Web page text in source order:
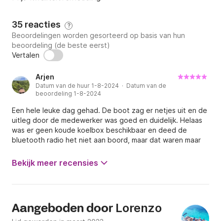
Verken de kristalheldere wateren door te snorkelen
tussen de rotsen van Cala Fighera, waar de
ongerepte natuur adembenemende uitzichten biedt.
Of laat je meevoeren door de golven en geniet van
verfrissende duiken en momenten van pure
ontspanning in de rustigste en meest afgelegen
baaien langs de kust van Cagliari.
📖 **Een Klein Verhaal**
De beslissing om deze boot aan te schaffen kwam
Diavolo. Op dat moment ontdekten we hoe bijzonder
ervaren. Vandaag willen we diezelfde ervaring met jou
delen en je een onvergetelijke ervaring bieden.
35 reacties ?
Beoordelingen worden gesorteerd op basis van hun
beoordeling (de beste eerst)
Vertalen
Arjen
Datum van de huur 1-8-2024 · Datum van de
beoordeling 1-8-2024
Een hele leuke dag gehad. De boot zag er netjes uit en de
uitleg door de medewerker was goed en duidelijk. Helaas
was er geen koude koelbox beschikbaar en deed de
bluetooth radio het niet aan boord, maar dat waren maar
te varen en te snorkelen.
Bekijk meer recensies
Aangeboden door Lorenzo